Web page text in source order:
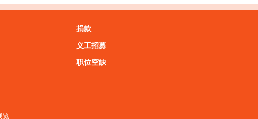
览
捐款
义工招募
职位空缺